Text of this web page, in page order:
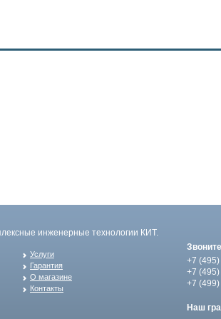
инженерные технологии КИТ.
Услуги
Гарантия
О магазине
Контакты
Звоните
+7 (495)
+7 (495)
+7 (499)
Наш